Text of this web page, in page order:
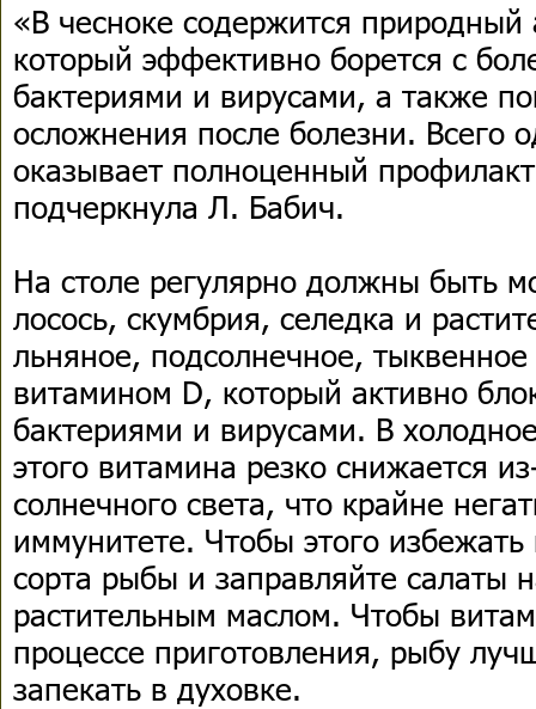
«В чесноке содержится
который эффективно борется с
бактериями и вирусами, а также
осложнения после болезни. Всего
оказывает полноценный
подчеркнула Л. Бабич.
На столе регулярно должны быть
лосось, скумбрия, селедка и
льняное, подсолнечное,
витамином D, который активно
бактериями и вирусами. В
этого витамина резко снижается
солнечного света, что крайне
иммунитете. Чтобы этого
сорта рыбы и заправляйте салаты
растительным маслом. Чтобы
процессе приготовления, рыбу
запекать в духовке.